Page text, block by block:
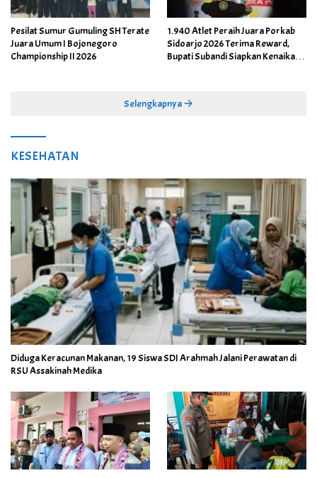
Pesilat Sumur Gumuling SH Terate
Juara Umum I Bojonegoro
Championship II 2026
1.940 Atlet Peraih Juara Porkab
Sidoarjo 2026 Terima Reward,
Bupati Subandi Siapkan Kenaikan
Selengkapnya
KESEHATAN
Diduga Keracunan Makanan, 19 Siswa SDI Arahmah Jalani Perawatan di
RSU Assakinah Medika